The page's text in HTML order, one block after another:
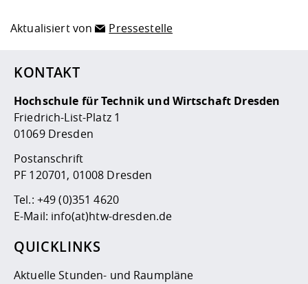
Aktualisiert von Pressestelle
KONTAKT
Hochschule für Technik und Wirtschaft Dresden
Friedrich-List-Platz 1
01069 Dresden
Postanschrift
PF 120701, 01008 Dresden
Tel.: +49 (0)351 4620
E-Mail: info(at)htw-dresden.de
QUICKLINKS
Aktuelle Stunden- und Raumpläne